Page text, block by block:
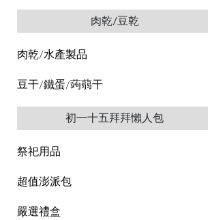
肉乾/豆乾
肉乾/水產製品
豆干/鐵蛋/蒟蒻干
初一十五拜拜懶人包
祭祀用品
超值澎派包
嚴選禮盒